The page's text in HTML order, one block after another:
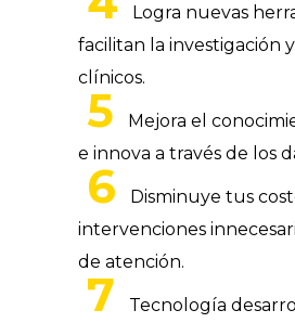
Logra nuevas
facilitan la investigación
clínicos.
Mejora el
e innova a través de los
Disminuye tus
intervenciones
de atención.
Tecnología